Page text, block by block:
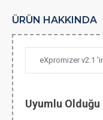
ÜRÜN HAKKINDA
eXpromizer v2.1
Uyumlu